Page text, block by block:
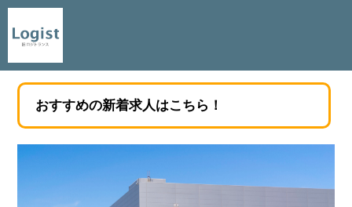
おすすめの新着求人はこちら！